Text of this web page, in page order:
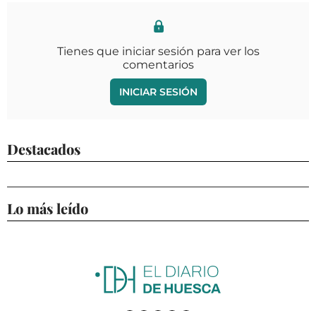
Tienes que iniciar sesión para ver los
comentarios
INICIAR SESIÓN
Destacados
Lo más leído